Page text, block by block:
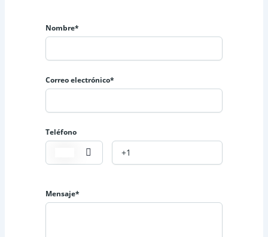
Nombre*
Correo electrónico*
Teléfono
Mensaje*